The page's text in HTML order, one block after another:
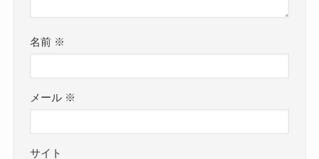
名前 ※
メール ※
サイト